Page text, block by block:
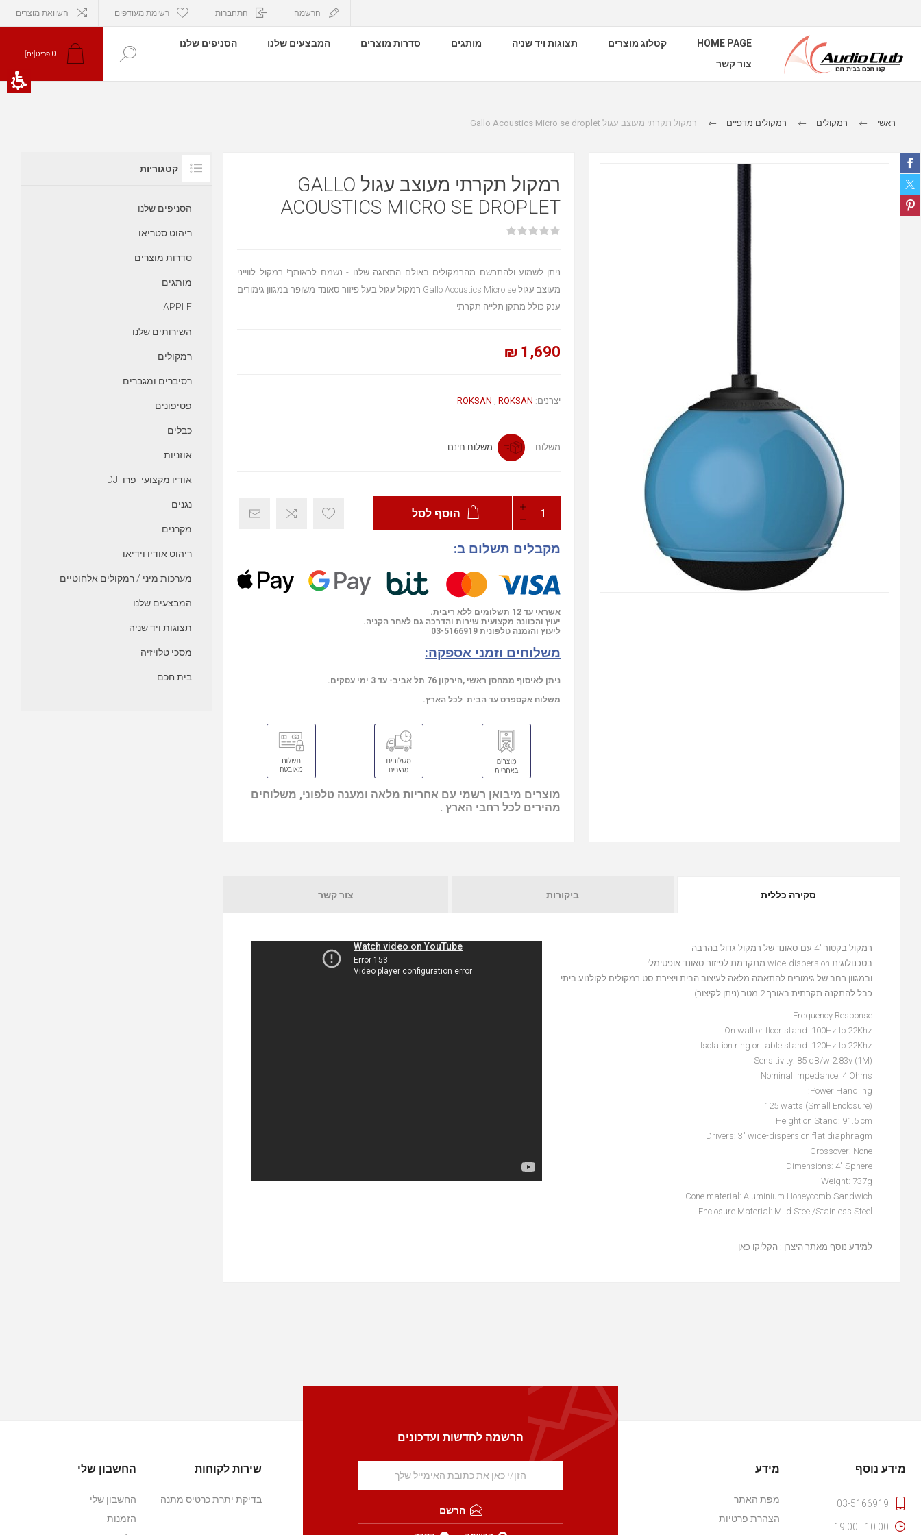
הרשמה התחברות רשימת מעודפים השוואת מוצרים
HOME PAGE קטלוג מוצרים תצוגות ויד שניה מותגים סדרות מוצרים המבצעים שלנו
הסניפים שלנו
צור קשר
0 פריט[ים]
ראשי רמקולים רמקולים מדפיים רמקול תקרתי מעוצב עגול Gallo Acoustics Micro se droplet
רמקול תקרתי מעוצב עגול GALLO
ACOUSTICS MICRO SE DROPLET
ניתן לשמוע ולהתרשם מהרמקולים באולם התצוגה שלנו - נשמח לראותך! רמקול לווייני
מעוצב עגול Gallo Acoustics Micro se רמקול עגול בעל פיזור סאונד משופר במגוון גימורים
ענק כולל מתקן תלייה תקרתי
1,690 ₪
יצרנים: ROKSAN , ROKSAN
משלוח משלוח חינם
הוסף לסל
מקבלים תשלום ב:
אשראי עד 12 תשלומים ללא ריבית.
יעוץ והכוונה מקצועית שירות והדרכה גם לאחר הקניה.
ליעוץ והזמנה טלפונית 03-5166919
משלוחים וזמני אספקה:
ניתן לאיסוף ממחסן ראשי ,הירקון 76 תל אביב- עד 3 ימי עסקים.
משלוח אקספרס עד הבית לכל הארץ.
מוצרים מיבואן רשמי עם אחריות מלאה ומענה טלפוני, משלוחים
מהירים לכל רחבי הארץ .
סקירה כללית ביקורות צור קשר
רמקול בקטור "4 עם סאונד של רמקול גדול בהרבה
בטכנולוגית wide-dispersion מתקדמת לפיזור סאונד אופטימלי
ובמגוון רחב של גימורים להתאמה מלאה לעיצוב הבית ויצירת סט רמקולים לקולנוע ביתי
כבל להתקנה תקרתית באורך 2 מטר (ניתן לקיצור)
Frequency Response
On wall or floor stand: 100Hz to 22Khz
Isolation ring or table stand: 120Hz to 22Khz
Sensitivity: 85 dB/w 2.83v (1M)
Nominal Impedance: 4 Ohms
Power Handling:
(Small Enclosure) 125 watts
Height on Stand: 91.5 cm
Drivers: 3" wide-dispersion flat diaphragm
Crossover: None
Dimensions: 4" Sphere
Weight: 737g
Cone material: Aluminium Honeycomb Sandwich
Enclosure Material: Mild Steel/Stainless Steel
למידע נוסף מאתר היצרן : הקליקו כאן
קטגוריות
הסניפים שלנו
ריהוט סטריאו
סדרות מוצרים
מותגים
APPLE
השירותים שלנו
רמקולים
רסיברים ומגברים
פטיפונים
כבלים
אוזניות
אודיו מקצועי -פרו -DJ
נגנים
מקרנים
ריהוט אודיו וידיאו
מערכות מיני / רמקולים אלחוטיים
המבצעים שלנו
תצוגות ויד שניה
מסכי טלויזיה
בית חכם
הרשמה לחדשות ועדכונים
הרשם
מידע נוסף
03-5166919
10:00 - 19:00
מידע
מפת האתר
הצהרת פרטיות
שירות לקוחות
בדיקת יתרת כרטיס מתנה
החשבון שלי
החשבון שלי
הזמנות